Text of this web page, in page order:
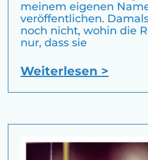
meinem eigenen
veröffentlichen.
noch nicht, wohin die
nur, dass sie
Weiterlesen >